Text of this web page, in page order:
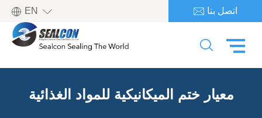
EN   اتصل بنا

معيار ختم الميكانيكية للمواد الغذائية